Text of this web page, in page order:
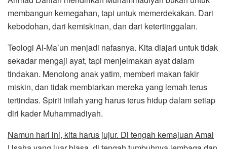
membangun kemegahan, tapi untuk memerdekakan. Dari
kebodohan, dari kemiskinan, dan dari ketertinggalan.
Teologi Al-Ma’un menjadi nafasnya. Kita diajari untuk tidak
sekadar mengaji ayat, tapi menjelmakan ayat dalam
tindakan. Menolong anak yatim, memberi makan fakir
miskin, dan tidak membiarkan mereka yang lemah terus
tertindas. Spirit inilah yang harus terus hidup dalam setiap
diri kader Muhammadiyah.
Namun hari ini, kita harus jujur. Di tengah kemajuan Amal